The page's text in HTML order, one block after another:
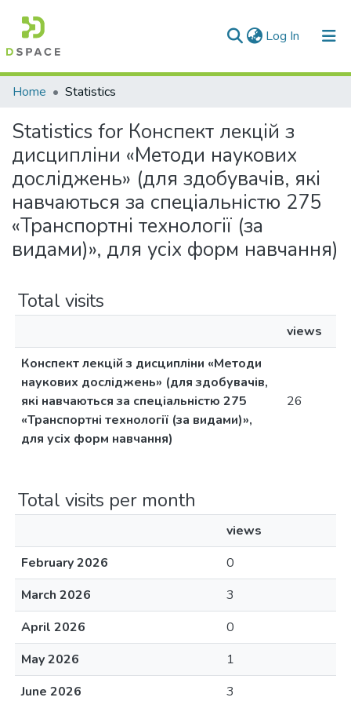
Log In (current)
Communities & Collections
All of DSpace
Home Statistics
Statistics for Конспект лекцій з
дисципліни «Методи наукових
досліджень» (для здобувачів, які
навчаються за спеціальністю 275
«Транспортні технології (за
видами)», для усіх форм навчання)
Total visits
views
Конспект лекцій з дисципліни «Методи
наукових досліджень» (для здобувачів,
які навчаються за спеціальністю 275
«Транспортні технології (за видами)»,
для усіх форм навчання)
26
Total visits per month
views
February 2026
0
March 2026
3
April 2026
0
May 2026
1
June 2026
3